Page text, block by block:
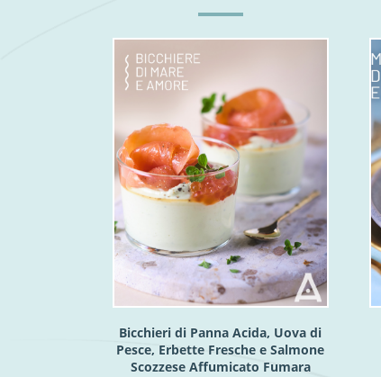
Bicchieri di Panna Acida, Uova di
Pesce, Erbette Fresche e Salmone
Scozzese Affumicato Fumara